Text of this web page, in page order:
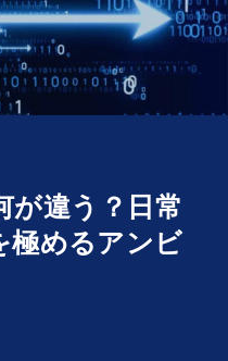
が違う？日常
極めるアンビ